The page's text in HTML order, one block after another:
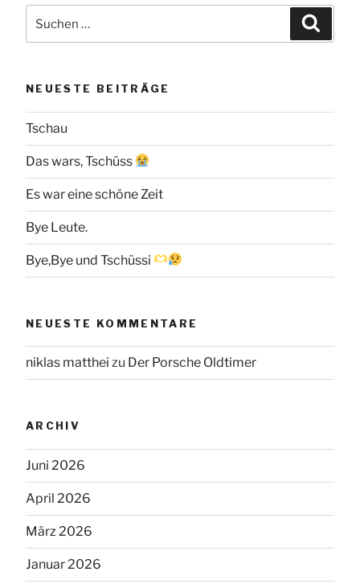
nach:
NEUESTE BEITRÄGE
Tschau
Das wars, Tschüss
Es war eine schöne Zeit
Bye Leute.
Bye,Bye und Tschüssi
NEUESTE KOMMENTARE
niklas matthei zu Der Porsche Oldtimer
ARCHIV
Juni 2026
April 2026
März 2026
Januar 2026